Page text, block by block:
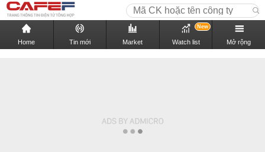
Home Tin mới Market Watch list
New
Mở rộng